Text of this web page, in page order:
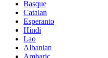
Basque
Catalan
Esperanto
Hindi
Lao
Albanian